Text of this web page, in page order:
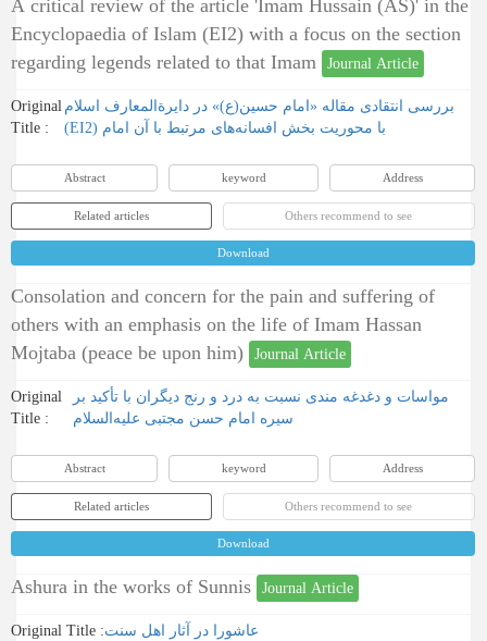
A critical review of the article 'Imam Hussain (AS)' in the
Encyclopaedia of Islam (EI2) with a focus on the section
regarding legends related to that Imam
Journal Article
Original
Title :
بررسی انتقادی مقاله «امام حسین(ع)» در دایرة‌المعارف اسلام
(EI2) با محوریت بخش افسانه‌های مرتبط با آن امام
Abstract keyword Address
Related articles Others recommend to see
Download
Consolation and concern for the pain and suffering of
others with an emphasis on the life of Imam Hassan
Mojtaba (peace be upon him)
Journal Article
Original
Title :
مواسات و دغدغه مندی نسبت به درد و رنج دیگران با تأکید بر
سیره امام حسن مجتبی علیه‌السلام
Abstract keyword Address
Related articles Others recommend to see
Download
Ashura in the works of Sunnis Journal Article
Original Title :عاشورا در آثار اهل سنت